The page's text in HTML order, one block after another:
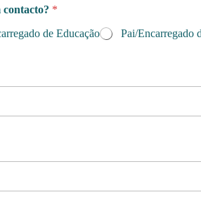
contacto? *
de Educação Pai/Encarregado